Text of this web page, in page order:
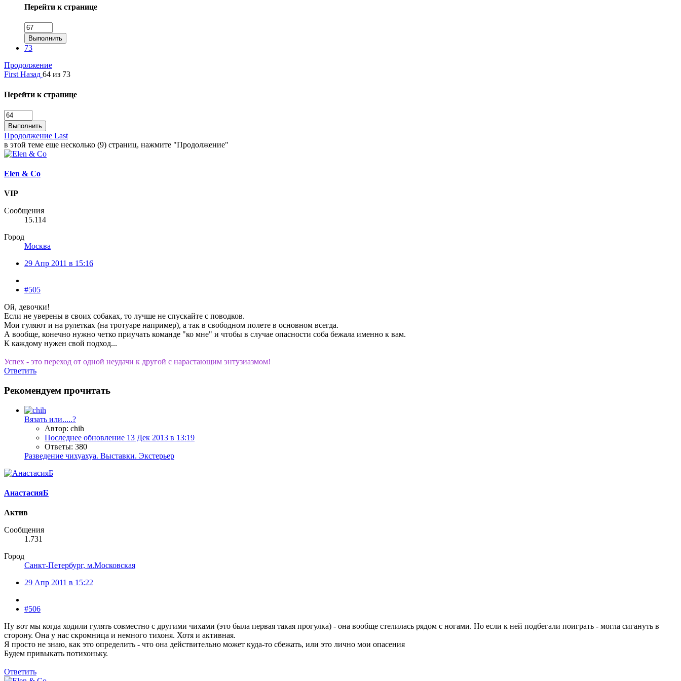
Перейти к странице
Выполнить
73
Продолжение
First Назад 64 из 73
Перейти к странице
Выполнить
Продолжение Last
в этой теме еще несколько (9) страниц, нажмите "Продолжение"
Elen & Co
VIP
Сообщения
15.114
Город
Москва
29 Апр 2011 в 15:16
#505
Ой, девочки!
Если не уверены в своих собаках, то лучше не спускайте с поводков.
Мои гуляют и на рулетках (на тротуаре например), а так в свободном полете в основном всегда.
А вообще, конечно нужно четко приучать команде "ко мне" и чтобы в случае опасности соба бежала именно к вам.
К каждому нужен свой подход...
Успех - это переход от одной неудачи к другой с нарастающим энтузиазмом!
Ответить
Рекомендуем прочитать
Вязать или.....?
Автор: chih
Последнее обновление 13 Дек 2013 в 13:19
Ответы: 380
Разведение чихуахуа. Выставки. Экстерьер
АнастасияБ
Актив
Сообщения
1.731
Город
Санкт-Петербург, м.Московская
29 Апр 2011 в 15:22
#506
Ну вот мы когда ходили гулять совместно с другими чихами (это была первая такая прогулка) - она вообще стелилась рядом с ногами. Но если к ней подбегали поиграть - могла сигануть в
сторону. Она у нас скромница и немного тихоня. Хотя и активная.
Я просто не знаю, как это определить - что она действительно может куда-то сбежать, или это лично мои опасения
Будем привыкать потихоньку.
Ответить